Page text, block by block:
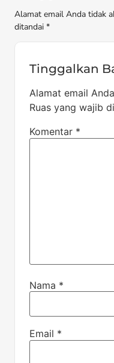
Alamat email Anda tidak
ditandai *
Tinggalkan
Alamat email
Ruas yang wajib
Komentar *
Nama *
Email *